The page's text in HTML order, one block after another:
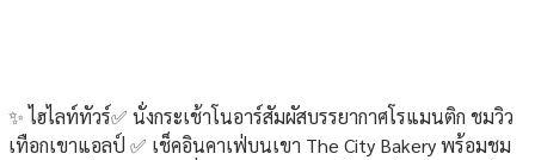
✨ ไฮไลท์ทัวร์✅ นั่งกระเช้าโนอาร์สัมผัสบรรยากาศโรแมนติก ชมวิว
เทือกเขาแอลป์ ✅ เช็คอินคาเฟ่บนเขา The City Bakery พร้อมชม